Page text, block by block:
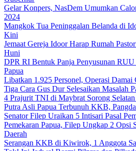
Gelar Konpers, NasDem Umumkan
2024
Mangkok Tua Peninggalan Belanda di
Kini
Jemaat Gereja Idoor Harap Rumah
Huni
DPR RI Bentuk Panja Penyusunan RUU
Papua
Libatkan 1.925 Personel, Operasi Damai
Tiga Cara Gus Dur Selesaikan Masalah
4 Prajurit TNI di Maybrat Sorong
Putra Asli Papua Terbunuh KKB,
Senator Filep Uraikan 5 Intisari Pasal
Pemekaran Papua, Filep Ungkap 2 Opsi
Daerah
Serangan KKB di Kiwirok, 1 Anggota